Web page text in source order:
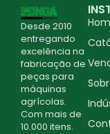
Desde 2010
entregando
excelência na
fabricação de
peças para
máquinas
agrícolas.
Com mais de
10.000 itens.